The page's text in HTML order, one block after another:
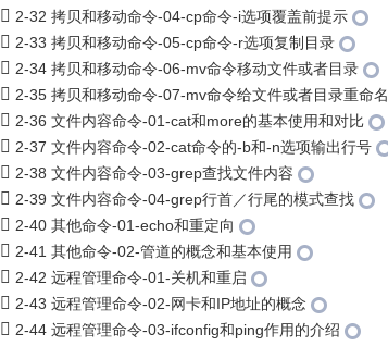
2-32 拷贝和移动命令-04-cp命令-i选项覆盖前提示
2-33 拷贝和移动命令-05-cp命令-r选项复制目录
2-34 拷贝和移动命令-06-mv命令移动文件或者目录
2-35 拷贝和移动命令-07-mv命令给文件或者目录重命名
2-36 文件内容命令-01-cat和more的基本使用和对比
2-37 文件内容命令-02-cat命令的-b和-n选项输出行号
2-38 文件内容命令-03-grep查找文件内容
2-39 文件内容命令-04-grep行首／行尾的模式查找
2-40 其他命令-01-echo和重定向
2-41 其他命令-02-管道的概念和基本使用
2-42 远程管理命令-01-关机和重启
2-43 远程管理命令-02-网卡和IP地址的概念
2-44 远程管理命令-03-ifconfig和ping作用的介绍